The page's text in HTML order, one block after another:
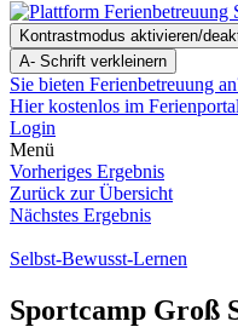
Kontrastmodus aktivieren/
A- Schrift verkleinern
Sie bieten Ferienbetreuung
Hier kostenlos im
Login
Menü
Vorheriges Ergebnis
Zurück zur Übersicht
Nächstes Ergebnis
Selbst-Bewusst-Lernen
Sportcamp Groß